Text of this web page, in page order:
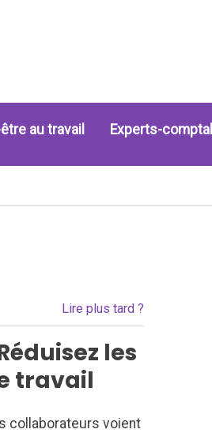
au travail Experts-
Lire plus tard ?
les
travail
collaborateurs voient